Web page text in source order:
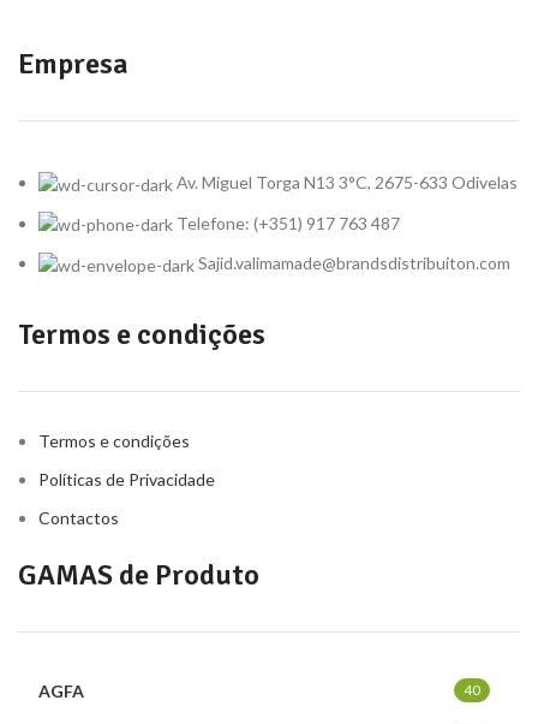
Empresa
Av. Miguel Torga N13 3°C, 2675-633 Odivelas
Telefone: (+351) 917 763 487
Sajid.valimamade@brandsdistribuiton.com
Termos e condições
Termos e condições
Políticas de Privacidade
Contactos
GAMAS de Produto
AGFA 40